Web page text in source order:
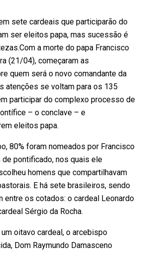
sete cardeais que participarão do
ser eleitos papa, mas sucessão é
a morte do papa Francisco
(21/04), começaram as
quem será o novo comandante da
atenções se voltam para os 135
participar do complexo processo de
– o conclave – e
eleitos papa.
80% foram nomeados por Francisco
pontificado, nos quais ele
homens que compartilhavam
E há sete brasileiros, sendo
entre os cotados: o cardeal Leonardo
Sérgio da Rocha.
oitavo cardeal, o arcebispo
Dom Raymundo Damasceno